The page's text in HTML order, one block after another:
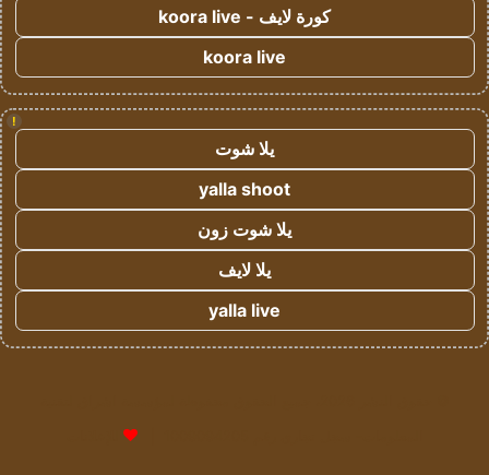
كورة لايف - koora live
koora live
!
يلا شوت
yalla shoot
يلا شوت زون
يلا لايف
yalla live